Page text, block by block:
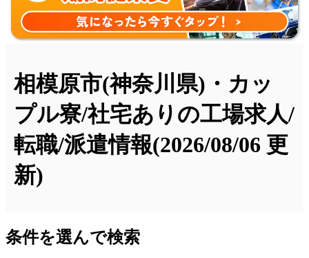
相模原市(神奈川県)・カッ
プル寮/社宅ありの工場求人/
転職/派遣情報(2026/08/06 更
新)
条件を選んで検索